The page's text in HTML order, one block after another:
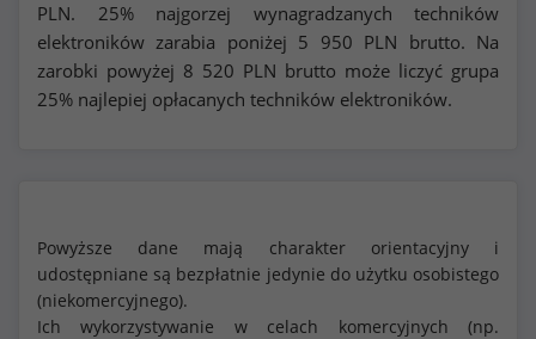
PLN. 25% najgorzej wynagradzanych techników
elektroników zarabia poniżej 5 950 PLN brutto. Na
zarobki powyżej 8 520 PLN brutto może liczyć grupa
25% najlepiej opłacanych techników elektroników.
Powyższe dane mają charakter orientacyjny i
udostępniane są bezpłatnie jedynie do użytku osobistego
(niekomercyjnego).
Ich wykorzystywanie w celach komercyjnych (np.